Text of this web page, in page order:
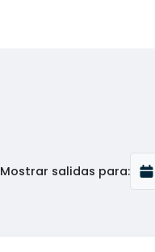
Mostrar salidas para: